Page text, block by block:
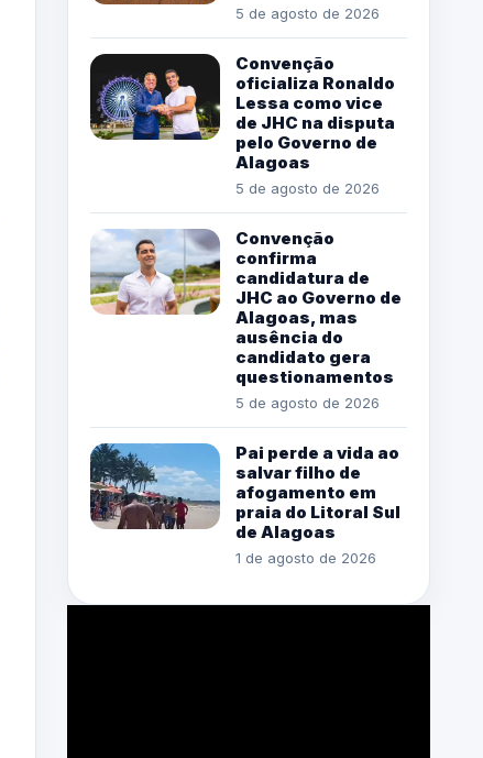
5 de agosto de 2026
Convenção
oficializa Ronaldo
Lessa como vice
de JHC na disputa
pelo Governo de
Alagoas
5 de agosto de 2026
Convenção
confirma
candidatura de
JHC ao Governo de
Alagoas, mas
ausência do
candidato gera
questionamentos
5 de agosto de 2026
Pai perde a vida ao
salvar filho de
afogamento em
praia do Litoral Sul
de Alagoas
1 de agosto de 2026